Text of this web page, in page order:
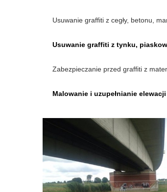
Usuwanie graffiti z cegły, betonu,
Usuwanie graffiti z tynku,
Zabezpieczanie przed graffiti z
Malowanie i uzupełnianie elewacji